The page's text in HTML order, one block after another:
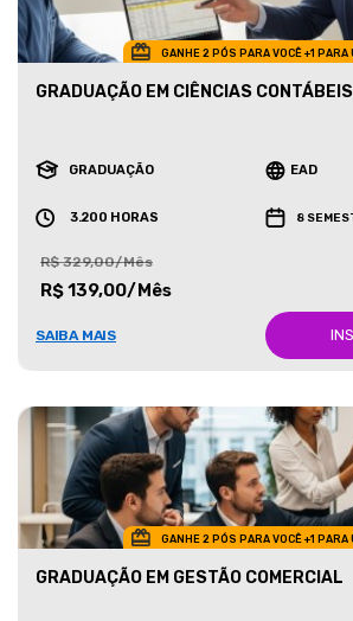
GANHE 2 PÓS PARA VOCÊ +1 PARA
GRADUAÇÃO EM CIÊNCIAS CONTÁBEIS
GRADUAÇÃO EAD
3.200 HORAS 8
R$ 329,00/Mês
R$ 139,00/Mês
SAIBA MAIS
GANHE 2 PÓS PARA VOCÊ +1 PARA
GRADUAÇÃO EM GESTÃO COMERCIAL